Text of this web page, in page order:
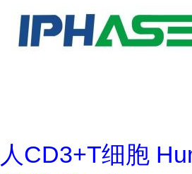
人CD3+T细胞